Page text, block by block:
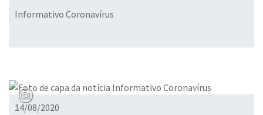
Informativo Coronavírus
14/08/2020